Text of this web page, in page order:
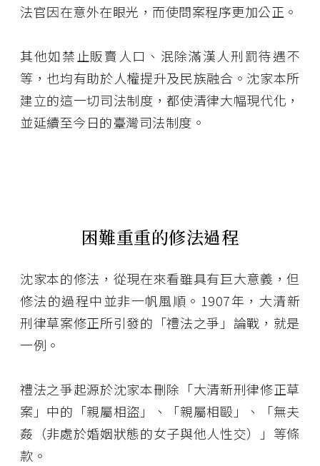
法官因在意外在眼光，而使問案程序更加公正。
其他如禁止販賣人口、泯除滿漢人刑罰待遇不
等，也均有助於人權提升及民族融合。沈家本所
建立的這一切司法制度，都使清律大幅現代化，
並延續至今日的臺灣司法制度。
困難重重的修法過程
沈家本的修法，從現在來看雖具有巨大意義，但
修法的過程中並非一帆風順。1907年，大清新
刑律草案修正所引發的「禮法之爭」論戰，就是
一例。
禮法之爭起源於沈家本刪除「大清新刑律修正草
案」中的「親屬相盜」、「親屬相毆」、「無夫
姦（非處於婚姻狀態的女子與他人性交）」等條
款。